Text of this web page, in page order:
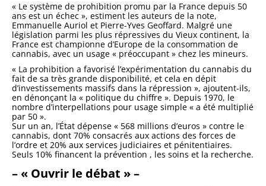
« Le système de prohibition promu par la France depuis 50
ans est un échec », estiment les auteurs de la note,
Emmanuelle Auriol et Pierre-Yves Geoffard. Malgré une
législation parmi les plus répressives du Vieux continent, la
France est championne d’Europe de la consommation de
cannabis, avec un usage « préoccupant » chez les mineurs.
« La prohibition a favorisé l’expérimentation du cannabis du
fait de sa très grande disponibilité, et cela en dépit
d’investissements massifs dans la répression », ajoutent-ils,
en dénonçant la « politique du chiffre ». Depuis 1970, le
nombre d’interpellations pour usage simple « a été multiplié
par 50 ».
Sur un an, l’État dépense « 568 millions d’euros » contre le
cannabis, dont 70% consacrés aux actions des forces de
l’ordre et 20% aux services judiciaires et pénitentiaires.
Seuls 10% financent la prévention , les soins et la recherche.
– « Ouvrir le débat » –